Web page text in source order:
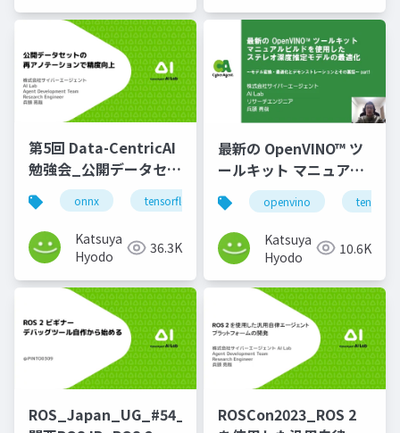
第5回 Data-CentricAI
勉強会_公開データセッ
トの再アノテーション
で精度向上
onnx tensorflowlite annotation
Katsuya
Hyodo
36.3K
最新の OpenVINO™ ツ
ールキット マニュアル
ビルドを使用したステ
レオ深度推定モデルの
最適化_part1
openvino
Katsuya
Hyodo
10.6K
ROS_Japan_UG_#54_
ROSCon2023_ROS 2